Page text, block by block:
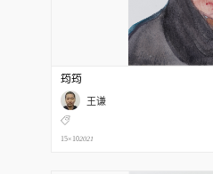
筠筠
王谦
15×102021